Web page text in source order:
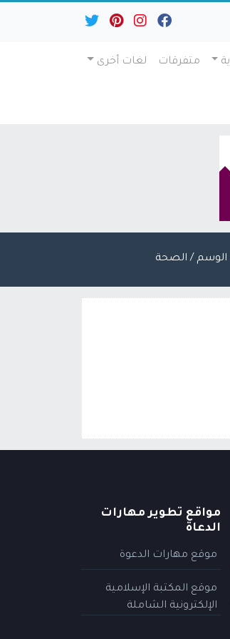
متفرقات لغات أخرى
/ الصحة
مواقع تطوير مهارات
الدعاة
موقع مهارات الدعوة
موقع المكتبة الإسلامية
الإلكترونية الشاملة